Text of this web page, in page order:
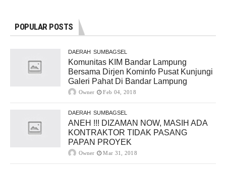
POPULAR POSTS
DAERAH SUMBAGSEL
Komunitas KIM Bandar Lampung
Bersama Dirjen Kominfo Pusat Kunjungi
Galeri Pahat Di Bandar Lampung
Owner Feb 04, 2018
DAERAH SUMBAGSEL
ANEH !!! DIZAMAN NOW, MASIH ADA
KONTRAKTOR TIDAK PASANG
PAPAN PROYEK
Owner Mar 31, 2018